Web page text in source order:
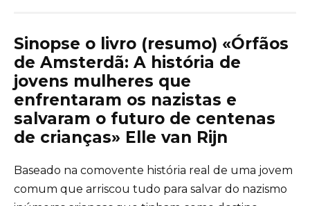
Sinopse o livro (resumo) «Órfãos
de Amsterdã: A história de
jovens mulheres que
enfrentaram os nazistas e
salvaram o futuro de centenas
de crianças» Elle van Rijn
Baseado na comovente história real de uma jovem
comum que arriscou tudo para salvar do nazismo